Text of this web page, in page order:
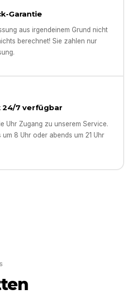
Garantie
aus irgendeinem Grund nicht
berechnet! Sie zahlen nur
24/7 verfügbar
Uhr Zugang zu unserem Service.
um 8 Uhr oder abends um 21 Uhr